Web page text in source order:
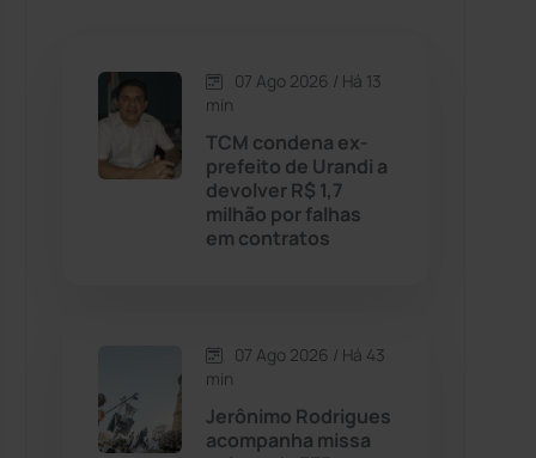
Caetité (1504)
Candiba
Cândido Sales
Caturama
07 Ago 2026 / Há 13
min
TCM condena ex-
prefeito de Urandi a
devolver R$ 1,7
milhão por falhas
em contratos
07 Ago 2026 / Há 43
min
Jerônimo Rodrigues
acompanha missa